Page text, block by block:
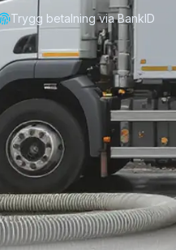
Trygg betalning via BankID